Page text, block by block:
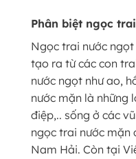
Phân biệt ngọc
Ngọc trai nước
tạo ra từ các con
nước ngọt như ao,
nước mặn là những
điệp,.. sống ở các
ngọc trai nước mặn
Nam Hải. Còn tại